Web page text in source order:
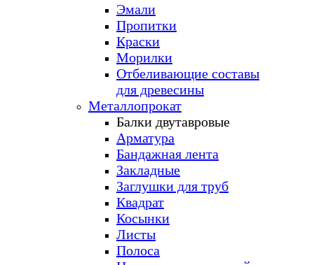
Эмали
Пропитки
Краски
Морилки
Отбеливающие составы
для древесины
Металлопрокат
Балки двутавровые
Арматура
Бандажная лента
Закладные
Заглушки для труб
Квадрат
Косынки
Листы
Полоса